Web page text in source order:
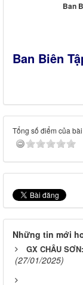
Ban
Ban Biên
Tổng số điểm của
Những tin mới
GX CHÂU
(27/01/2025)